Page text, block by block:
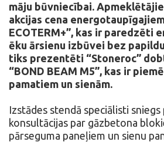
māju būvniecībai.
akcijas cena
ECOTERM+”, kas ir paredzēti
ēku ārsienu izbūvei bez
tiks prezentēti “Stoneroc”
“BOND BEAM M5”, kas ir
pamatiem un sienām.
Izstādes stendā speciālisti
konsultācijas par gāzbetona
pārseguma paneļiem un sienu